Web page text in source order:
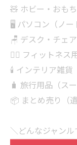
🧸 ホビー・おも
🖥 パソコン（ノー
🪑 デスク・チェ
🏋‍♂️ フィットネス
🕯 インテリア雑貨
🧳 旅行用品（ス
📦 まとめ売り（
＼どんなジャン